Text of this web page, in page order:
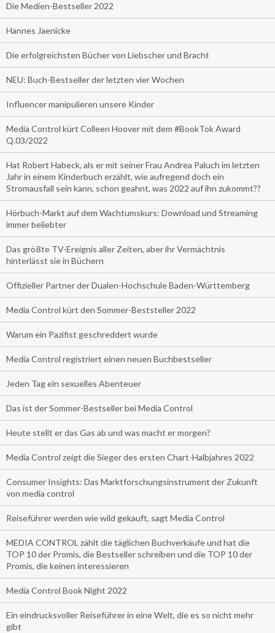
Die Medien-Bestseller 2022
Hannes Jaenicke
Die erfolgreichsten Bücher von Liebscher und Bracht
NEU: Buch-Bestseller der letzten vier Wochen
Influencer manipulieren unsere Kinder
Media Control kürt Colleen Hoover mit dem #BookTok Award
Q.03/2022
Hat Robert Habeck, als er mit seiner Frau Andrea Paluch im letzten
Jahr in einem Kinderbuch erzählt, wie aufregend doch ein
Stromausfall sein kann, schon geahnt, was 2022 auf ihn zukommt??
Hörbuch-Markt auf dem Wachtumskurs: Download und Streaming
immer beliebter
Das größte TV-Ereignis aller Zeiten, aber ihr Vermächtnis
hinterlässt sie in Büchern
Offizieller Partner der Dualen-Hochschule Baden-Württemberg
Media Control kürt den Sommer-Beststeller 2022
Warum ein Pazifist geschreddert wurde
Media Control registriert einen neuen Buchbestseller
Jeden Tag ein sexuelles Abenteuer
Das ist der Sommer-Bestseller bei Media Control
Heute stellt er das Gas ab und was macht er morgen?
Media Control zeigt die Sieger des ersten Chart-Halbjahres 2022
Consumer Insights: Das Marktforschungsinstrument der Zukunft
von media control
Reiseführer werden wie wild gekauft, sagt Media Control
MEDIA CONTROL zählt die täglichen Buchverkäufe und hat die
TOP 10 der Promis, die Bestseller schreiben und die TOP 10 der
Promis, die keinen interessieren
Media Control Book Night 2022
Ein eindrucksvoller Reiseführer in eine Welt, die es so nicht mehr
gibt